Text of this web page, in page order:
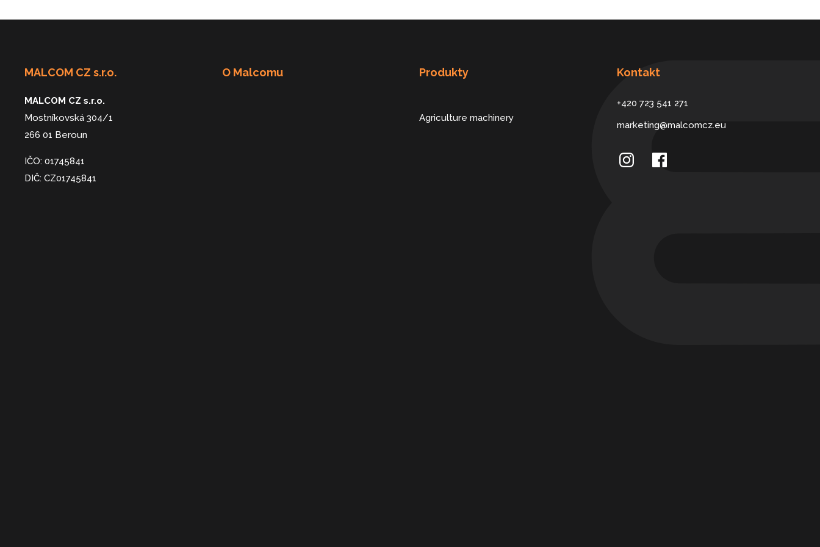
MALCOM CZ s.r.o.
MALCOM CZ s.r.o.
Mostníkovská 304/1
266 01 Beroun
IČO: 01745841
DIČ: CZ01745841
O Malcomu Produkty
Agriculture machinery
Kontakt
+420 723 541 271
marketing@malcomcz.eu